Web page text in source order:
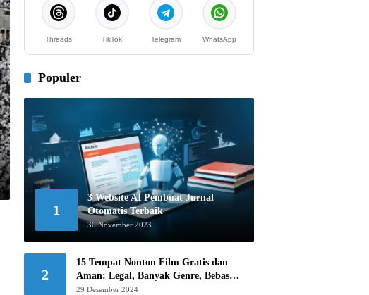
Threads TikTok Telegram WhatsApp
Populer
1
3 Website AI Pembuat Jurnal
Otomatis Terbaik
30 November 2023
2
15 Tempat Nonton Film Gratis dan
Aman: Legal, Banyak Genre, Bebas
Khawatir!
29 Desember 2024